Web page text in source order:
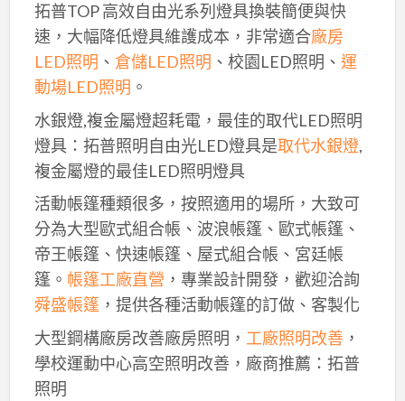
拓普TOP 高效自由光系列燈具換裝簡便與快
速，大幅降低燈具維護成本，非常適合廠房
LED照明 、 倉儲LED照明 、校園LED照明、 運
動場LED照明 。
水銀燈,複金屬燈超耗電，最佳的取代LED照明
燈具：拓普照明自由光LED燈具是取代水銀燈,
複金屬燈的最佳LED照明燈具
活動帳篷種類很多，按照適用的場所，大致可
分為大型歐式組合帳、波浪帳篷、歐式帳篷、
帝王帳篷、快速帳篷、屋式組合帳、宮廷帳
篷。 帳篷工廠直營 ，專業設計開發，歡迎洽詢
舜盛帳篷，提供各種活動帳篷的訂做、客製化
大型鋼構廠房改善廠房照明， 工廠照明改善，
學校運動中心高空照明改善，廠商推薦：拓普
照明